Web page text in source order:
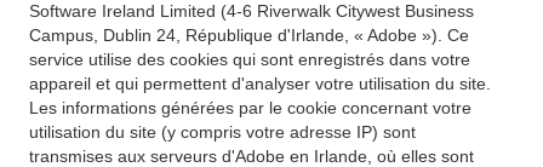
Software Ireland Limited (4-6 Riverwalk Citywest Business
Campus, Dublin 24, République d'Irlande, « Adobe »). Ce
service utilise des cookies qui sont enregistrés dans votre
appareil et qui permettent d'analyser votre utilisation du site.
Les informations générées par le cookie concernant votre
utilisation du site (y compris votre adresse IP) sont
transmises aux serveurs d'Adobe en Irlande, où elles sont